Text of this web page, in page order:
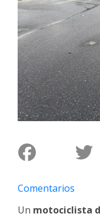
Arte
y
Espectáculos
Policiales
Cartelera
Fotos
de
Familia
Clasificados
Comentarios
Un motociclista